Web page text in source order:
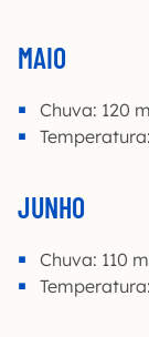
MAIO
Chuva: 120
JUNHO
Chuva: 110